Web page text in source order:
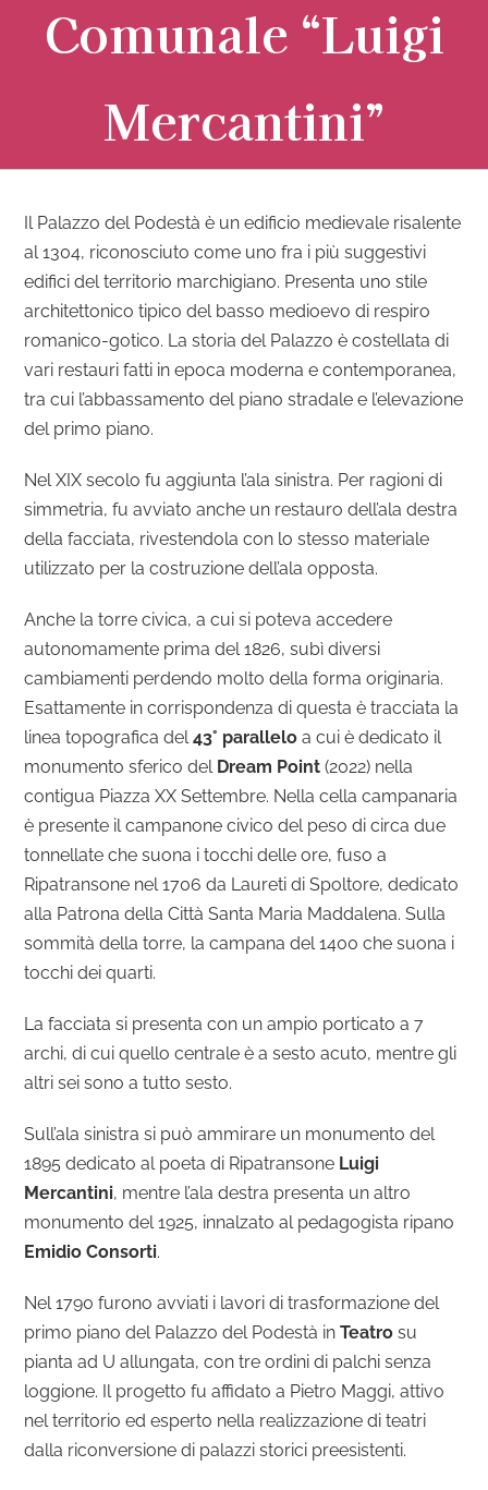
Comunale “Luigi
Mercantini”
Il Palazzo del Podestà è un edificio medievale risalente
al 1304, riconosciuto come uno fra i più suggestivi
edifici del territorio marchigiano. Presenta uno stile
architettonico tipico del basso medioevo di respiro
romanico-gotico. La storia del Palazzo è costellata di
vari restauri fatti in epoca moderna e contemporanea,
tra cui l’abbassamento del piano stradale e l’elevazione
del primo piano.
Nel XIX secolo fu aggiunta l’ala sinistra. Per ragioni di
simmetria, fu avviato anche un restauro dell’ala destra
della facciata, rivestendola con lo stesso materiale
utilizzato per la costruzione dell’ala opposta.
Anche la torre civica, a cui si poteva accedere
autonomamente prima del 1826, subì diversi
cambiamenti perdendo molto della forma originaria.
Esattamente in corrispondenza di questa è tracciata la
linea topografica del43° parallelo a cui è dedicato il
monumento sferico del Dream Point (2022) nella
contigua Piazza XX Settembre. Nella cella campanaria
è presente il campanone civico del peso di circa due
tonnellate che suona i tocchi delle ore, fuso a
Ripatransone nel 1706 da Laureti di Spoltore, dedicato
alla Patrona della Città Santa Maria Maddalena. Sulla
sommità della torre, la campana del 1400 che suona i
tocchi dei quarti.
La facciata si presenta con un ampio porticato a 7
archi, di cui quello centrale è a sesto acuto, mentre gli
altri sei sono a tutto sesto.
Sull’ala sinistra si può ammirare un monumento del
1895 dedicato al poeta di Ripatransone Luigi
Mercantini, mentre l’ala destra presenta un altro
monumento del 1925, innalzato al pedagogista ripano
Emidio Consorti.
Nel 1790 furono avviati i lavori di trasformazione del
primo piano del Palazzo del Podestà inTeatro su
pianta ad U allungata, con tre ordini di palchi senza
loggione. Il progetto fu affidato a Pietro Maggi, attivo
nel territorio ed esperto nella realizzazione di teatri
dalla riconversione di palazzi storici preesistenti.